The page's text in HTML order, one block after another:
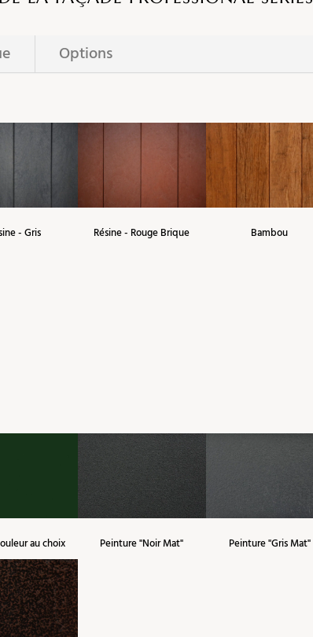
Options
- Gris Résine - Rouge Brique Bambou
au choix Peinture "Noir Mat" Peinture "Gris Mat"